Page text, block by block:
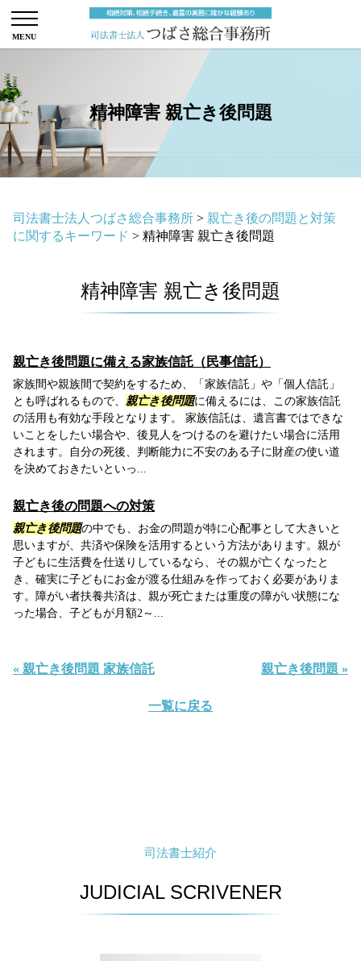
精神障害 親亡き後問題
司法書士法人つばさ総合事務所 > 親亡き後の問題と対策
に関するキーワード > 精神障害 親亡き後問題
精神障害 親亡き後問題
親亡き後問題に備える家族信託（民事信託）
家族間や親族間で契約をするため、「家族信託」や「個人信託」
とも呼ばれるもので、 親亡き後問題に備えるには、この家族信託
の活用も有効な手段となります。 家族信託は、遺言書ではできな
いことをしたい場合や、後見人をつけるのを避けたい場合に活用
されます。自分の死後、判断能力に不安のある子に財産の使い道
を決めておきたいといっ...
親亡き後の問題への対策
親亡き後問題の中でも、お金の問題が特に心配事として大きいと
思いますが、共済や保険を活用するという方法があります。親が
子どもに生活費を仕送りしているなら、その親が亡くなったと
き、確実に子どもにお金が渡る仕組みを作っておく必要がありま
す。障がい者扶養共済は、親が死亡または重度の障がい状態にな
った場合、子どもが月額2～...
« 親亡き後問題 家族信託 親亡き後問題 »
一覧に戻る
司法書士紹介
JUDICIAL SCRIVENER